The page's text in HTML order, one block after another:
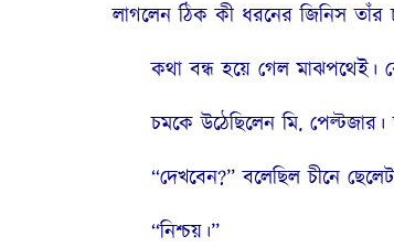
লাগলেন ঠিক কী ধরনের জিনিস তাঁর
কথা বন্ধ হয়ে গেল মাঝপথেই।
চমকে উঠেছিলেন মি. পেল্টজার।
“দেখবেন?” বলেছিল চীনে
“নিশ্চয়।”